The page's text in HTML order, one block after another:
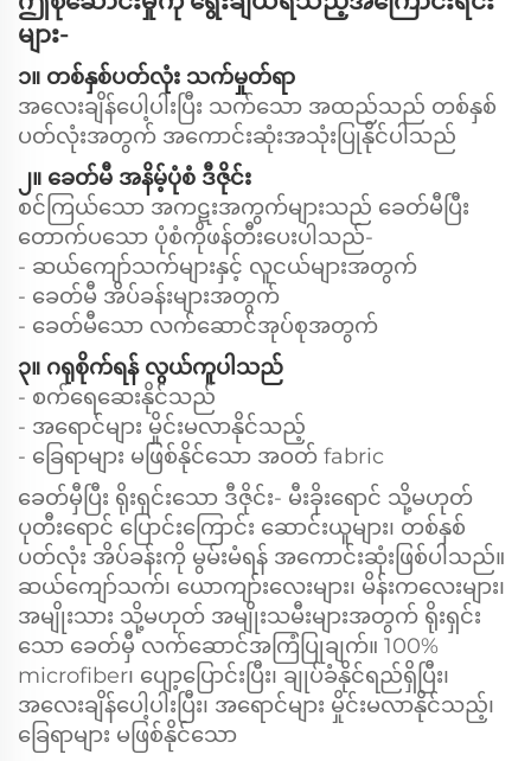
များ-
၁။ တစ်နှစ်ပတ်လုံး သက်မှုတ်ရာ
အလေးချိန်ပေါ့ပါးပြီး သက်သော အထည်သည် တစ်နှစ်
ပတ်လုံးအတွက် အကောင်းဆုံးအသုံးပြုနိုင်ပါသည်
၂။ ခေတ်မီ အနိမ့်ပုံစံ ဒီဇိုင်း
စင်ကြယ်သော အကဋးအကွက်များသည် ခေတ်မီပြီး
တောက်ပသော ပုံစံကိုဖန်တီးပေးပါသည်-
- ဆယ်ကျော်သက်များနှင့် လူငယ်များအတွက်
- ခေတ်မီ အိပ်ခန်းများအတွက်
- ခေတ်မီသော လက်ဆောင်အုပ်စုအတွက်
၃။ ဂရုစိုက်ရန် လွယ်ကူပါသည်
- စက်ရေဆေးနိုင်သည်
- အရောင်များ မှိုင်းမလာနိုင်သည့်
- ခြေရာများ မဖြစ်နိုင်သော အဝတ် fabric
ခေတ်မှီပြီး ရိုးရှင်းသော ဒီဇိုင်း- မီးခိုးရောင် သို့မဟုတ်
ပုတီးရောင် ပြောင်းကြောင်း ဆောင်းယူများ၊ တစ်နှစ်
ပတ်လုံး အိပ်ခန်းကို မွမ်းမံရန် အကောင်းဆုံးဖြစ်ပါသည်။
ဆယ်ကျော်သက်၊ ယောကျာ်းလေးများ၊ မိန်းကလေးများ၊
အမျိုးသား သို့မဟုတ် အမျိုးသမီးများအတွက် ရိုးရှင်း
သော ခေတ်မှီ လက်ဆောင်အကြံပြုချက်။ 100%
microfiber၊ ပျော့ပြောင်းပြီး၊ ချုပ်ခံနိုင်ရည်ရှိပြီး၊
အလေးချိန်ပေါ့ပါးပြီး၊ အရောင်များ မှိုင်းမလာနိုင်သည့်၊
ခြေရာများ မဖြစ်နိုင်သော